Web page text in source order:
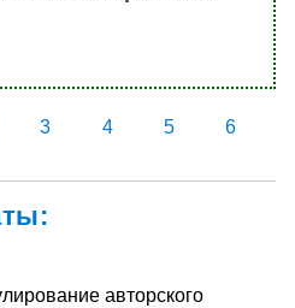
3 4 5
6
авторского